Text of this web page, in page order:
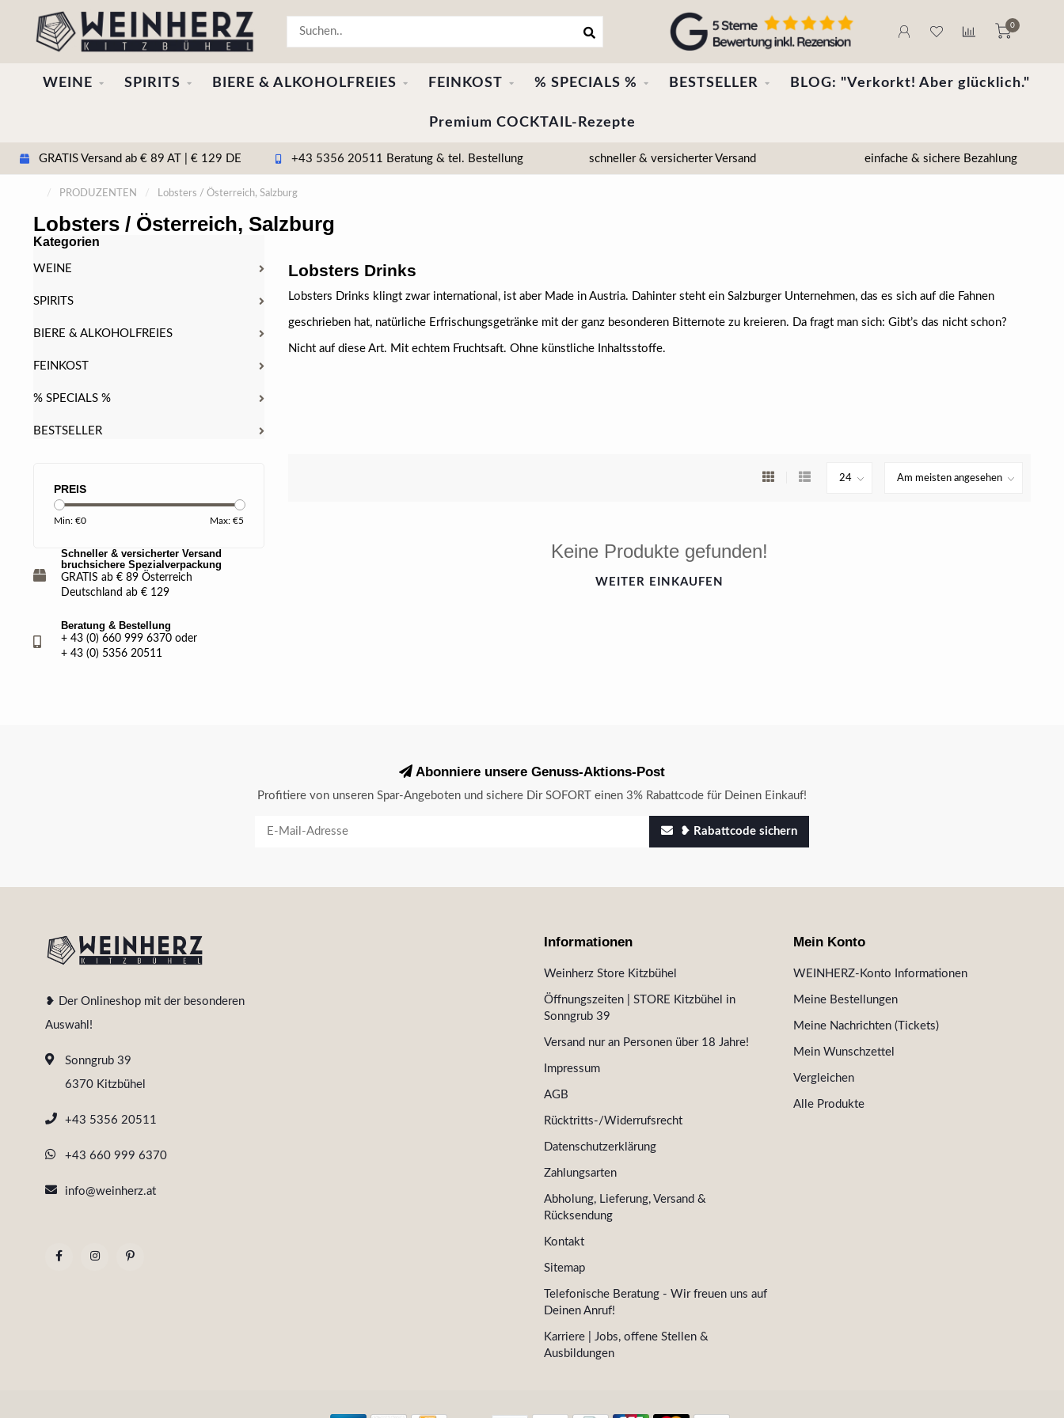
0
WEINE SPIRITS BIERE & ALKOHOLFREIES FEINKOST % SPECIALS % BESTSELLER BLOG: "Verkorkt! Aber glücklich."
Premium COCKTAIL-Rezepte
GRATIS Versand ab € 89 AT | € 129 DE +43 5356 20511 Beratung & tel. Bestellung schneller & versicherter Versand einfache & sichere Bezahlung
/ PRODUZENTEN / Lobsters / Österreich, Salzburg
Lobsters / Österreich, Salzburg
PREIS
Min: €0 Max: €5
Kategorien
WEINE
SPIRITS
BIERE & ALKOHOLFREIES
FEINKOST
% SPECIALS %
BESTSELLER
Schneller & versicherter Versand
bruchsichere Spezialverpackung
GRATIS ab € 89 Österreich
Deutschland ab € 129
Beratung & Bestellung
+ 43 (0) 660 999 6370 oder
+ 43 (0) 5356 20511
Lobsters Drinks
Lobsters Drinks klingt zwar international, ist aber Made in Austria. Dahinter steht ein Salzburger Unternehmen, das es sich auf die Fahnen
geschrieben hat, natürliche Erfrischungsgetränke mit der ganz besonderen Bitternote zu kreieren. Da fragt man sich: Gibt’s das nicht schon?
Nicht auf diese Art. Mit echtem Fruchtsaft. Ohne künstliche Inhaltsstoffe.
Keine Produkte gefunden!
WEITER EINKAUFEN
Abonniere unsere Genuss-Aktions-Post
Profitiere von unseren Spar-Angeboten und sichere Dir SOFORT einen 3% Rabattcode für Deinen Einkauf!
❥ Rabattcode sichern
❥ Der Onlineshop mit der besonderen
Auswahl!
Sonngrub 39
6370 Kitzbühel
+43 5356 20511
+43 660 999 6370
info@weinherz.at
Informationen
Weinherz Store Kitzbühel
Öffnungszeiten | STORE Kitzbühel in
Sonngrub 39
Versand nur an Personen über 18 Jahre!
Impressum
AGB
Rücktritts-/Widerrufsrecht
Datenschutzerklärung
Zahlungsarten
Abholung, Lieferung, Versand &
Rücksendung
Kontakt
Sitemap
Telefonische Beratung - Wir freuen uns auf
Deinen Anruf!
Karriere | Jobs, offene Stellen &
Ausbildungen
Mein Konto
WEINHERZ-Konto Informationen
Meine Bestellungen
Meine Nachrichten (Tickets)
Mein Wunschzettel
Vergleichen
Alle Produkte